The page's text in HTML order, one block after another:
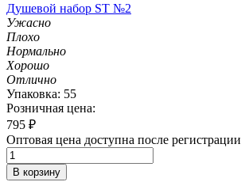
Душевой набор ST №2
Ужасно
Плохо
Нормально
Хорошо
Отлично
Упаковка: 55
Розничная цена:
795 ₽
Оптовая цена доступна после регистрации
В корзину